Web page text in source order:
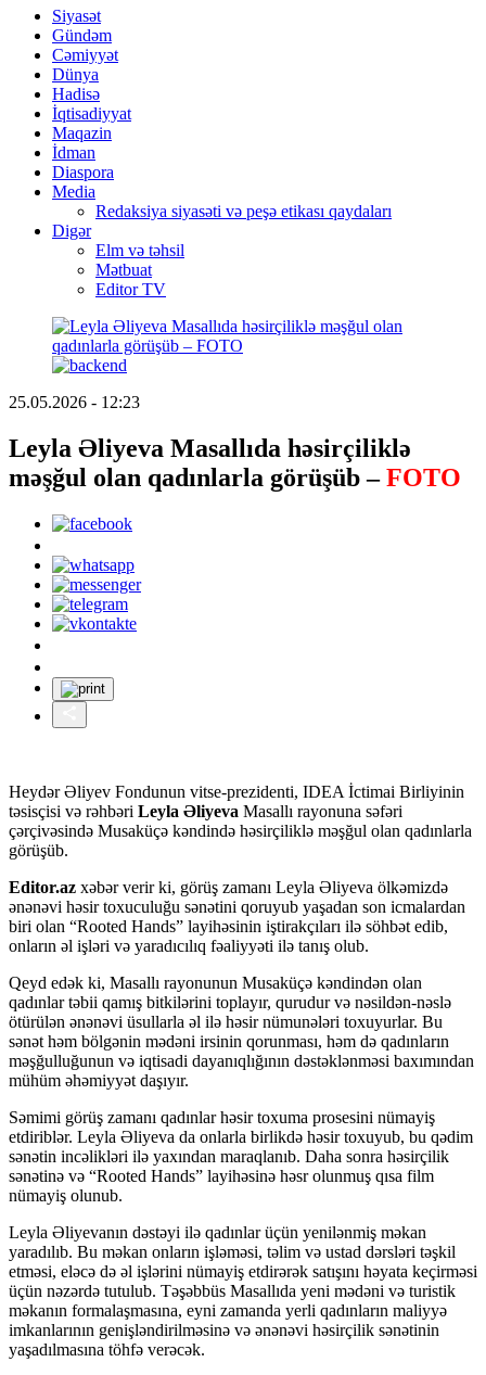
Siyasət
Gündəm
Cəmiyyət
Dünya
Hadisə
İqtisadiyyat
Maqazin
İdman
Diaspora
Media
Redaksiya siyasəti və peşə etikası qaydaları
Digər
Elm və təhsil
Mətbuat
Editor TV
25.05.2026 - 12:23
Leyla Əliyeva Masallıda həsirçiliklə
məşğul olan qadınlarla görüşüb –FOTO
Heydər Əliyev Fondunun vitse-prezidenti, IDEA İctimai Birliyinin
təsisçisi və rəhbəri Leyla Əliyeva Masallı rayonuna səfəri
çərçivəsində Musaküçə kəndində həsirçiliklə məşğul olan qadınlarla
görüşüb.
Editor.az xəbər verir ki, görüş zamanı Leyla Əliyeva ölkəmizdə
ənənəvi həsir toxuculuğu sənətini qoruyub yaşadan son icmalardan
biri olan “Rooted Hands” layihəsinin iştirakçıları ilə söhbət edib,
onların əl işləri və yaradıcılıq fəaliyyəti ilə tanış olub.
Qeyd edək ki, Masallı rayonunun Musaküçə kəndindən olan
qadınlar təbii qamış bitkilərini toplayır, qurudur və nəsildən-nəslə
ötürülən ənənəvi üsullarla əl ilə həsir nümunələri toxuyurlar. Bu
sənət həm bölgənin mədəni irsinin qorunması, həm də qadınların
məşğulluğunun və iqtisadi dayanıqlığının dəstəklənməsi baxımından
mühüm əhəmiyyət daşıyır.
Səmimi görüş zamanı qadınlar həsir toxuma prosesini nümayiş
etdiriblər. Leyla Əliyeva da onlarla birlikdə həsir toxuyub, bu qədim
sənətin incəlikləri ilə yaxından maraqlanıb. Daha sonra həsirçilik
sənətinə və “Rooted Hands” layihəsinə həsr olunmuş qısa film
nümayiş olunub.
Leyla Əliyevanın dəstəyi ilə qadınlar üçün yenilənmiş məkan
yaradılıb. Bu məkan onların işləməsi, təlim və ustad dərsləri təşkil
etməsi, eləcə də əl işlərini nümayiş etdirərək satışını həyata keçirməsi
üçün nəzərdə tutulub. Təşəbbüs Masallıda yeni mədəni və turistik
məkanın formalaşmasına, eyni zamanda yerli qadınların maliyyə
imkanlarının genişləndirilməsinə və ənənəvi həsirçilik sənətinin
yaşadılmasına töhfə verəcək.